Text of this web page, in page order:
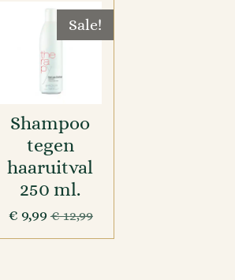
Sale!
Shampoo
tegen
haaruitval
250 ml.
€ 9,99 € 12,99